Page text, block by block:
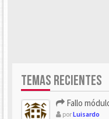
TEMAS RECIENTES
Fallo
porLuisardo